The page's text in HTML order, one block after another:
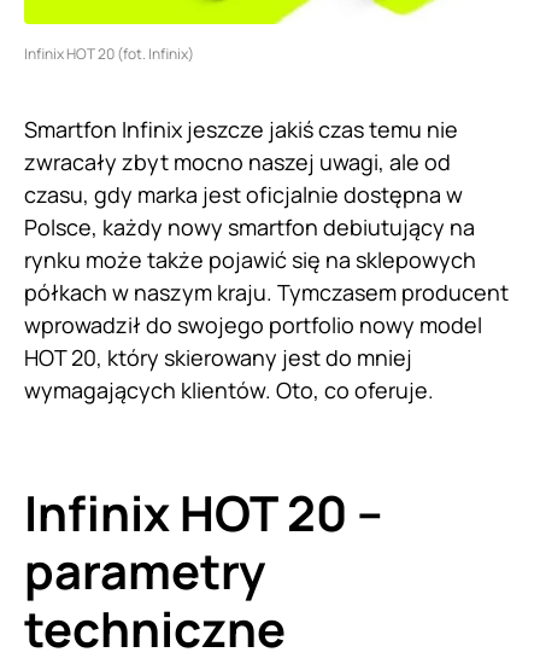
Infinix HOT 20 (fot. Infinix)
Smartfon Infinix jeszcze jakiś czas temu nie
zwracały zbyt mocno naszej uwagi, ale od
czasu, gdy marka jest oficjalnie dostępna w
Polsce, każdy nowy smartfon debiutujący na
rynku może także pojawić się na sklepowych
półkach w naszym kraju. Tymczasem producent
wprowadził do swojego portfolio nowy model
HOT 20, który skierowany jest do mniej
wymagających klientów. Oto, co oferuje.
Infinix HOT 20 –
parametry
techniczne